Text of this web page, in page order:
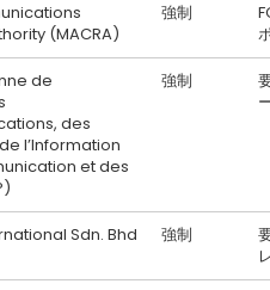
(MACRA)
強制
de
des
l’Information
et des
強制
Sdn. Bhd 強制